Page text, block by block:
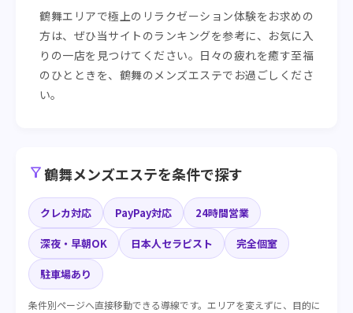
鶴舞エリアで極上のリラクゼーション体験をお求めの
方は、ぜひ当サイトのランキングを参考に、お気に入
りの一店を見つけてください。日々の疲れを癒す至福
のひとときを、鶴舞のメンズエステでお過ごしくださ
い。
filter_alt鶴舞メンズエステを条件で探す
クレカ対応 PayPay対応 24時間営業
深夜・早朝OK 日本人セラピスト 完全個室
駐車場あり
条件別ページへ直接移動できる導線です。エリアを変えずに、目的に